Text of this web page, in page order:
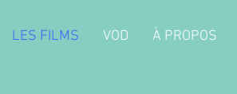
LES FILMS VOD À PROPOS